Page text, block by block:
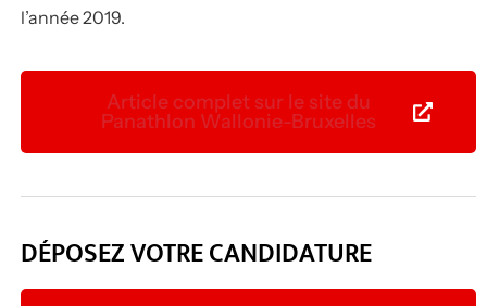
l’année 2019.
Article complet sur le site du
Panathlon Wallonie-Bruxelles
DÉPOSEZ VOTRE CANDIDATURE